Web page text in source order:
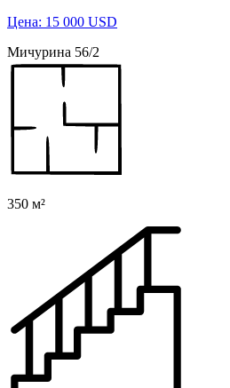
Цена: 15 000 USD
Мичурина 56/2
350 м²